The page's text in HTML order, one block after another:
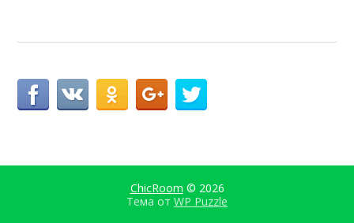
ChicRoom © 2026
Тема от WP Puzzle